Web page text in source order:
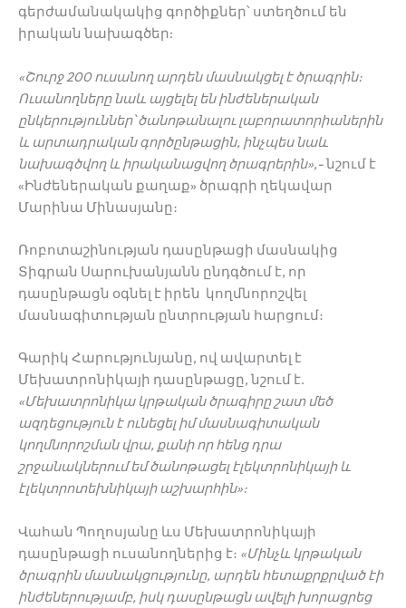
գերժամանակակից գործիքներ՝ ստեղծում են
իրական նախագծեր:
«Շուրջ200ուսանող արդեն մասնակցել է ծրագրին։
Ուսանողները նաև այցելել են ինժեներական
ընկերություններ՝ ծանոթանալու լաբորատորիաներին
և արտադրական գործընթացին, ինչպես նաև
նախագծվող և իրականացվող ծրագրերին»,-նշում է
«Ինժեներական քաղաք» ծրագրի ղեկավար
Մարինա Մինասյանը։
Ռոբոտաշինության դասընթացի մասնակից
Տիգրան Սարուխանյանն ընդգծում է, որ
դասընթացն օգնել է իրեն կողմնորոշվել
մասնագիտության ընտրության հարցում։
Գարիկ Հարությունյանը, ով ավարտել է
Մեխատրոնիկայի դասընթացը, նշում է.
«Մեխատրոնիկա կրթական ծրագիրը շատ մեծ
ազդեցություն է ունեցել իմ մասնագիտական
կողմնորոշման վրա, քանի որ հենց դրա
շրջանակներում եմ ծանոթացել էլեկտրոնիկայի և
էլեկտրոտեխնիկայի աշխարհին»։
Վահան Պողոսյանը ևս Մեխատրոնիկայի
դասընթացի ուսանողներից է։ «Մինչև կրթական
ծրագրին մասնակցությունը, արդեն հետաքրքրված էի
ինժեներությամբ, իսկ դասընթացն ավելի խորացրեց